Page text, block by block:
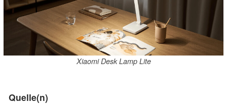
Xiaomi Desk Lamp Lite
Quelle(n)